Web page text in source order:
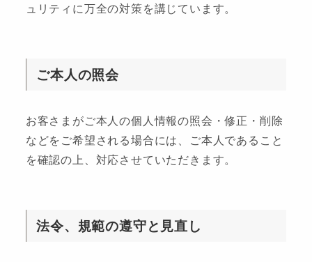
ュリティに万全の対策を講じています。
ご本人の照会
お客さまがご本人の個人情報の照会・修正・削除
などをご希望される場合には、ご本人であること
を確認の上、対応させていただきます。
法令、規範の遵守と見直し